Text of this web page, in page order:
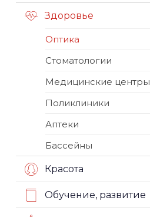
Здоровье
Оптика
Стоматологии
Медицинские центры
Поликлиники
Аптеки
Бассейны
Красота
Обучение, развитие